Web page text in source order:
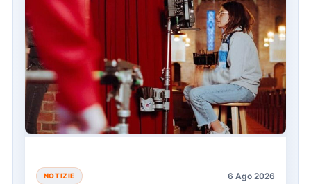
NOTIZIE 6 Ago 2026